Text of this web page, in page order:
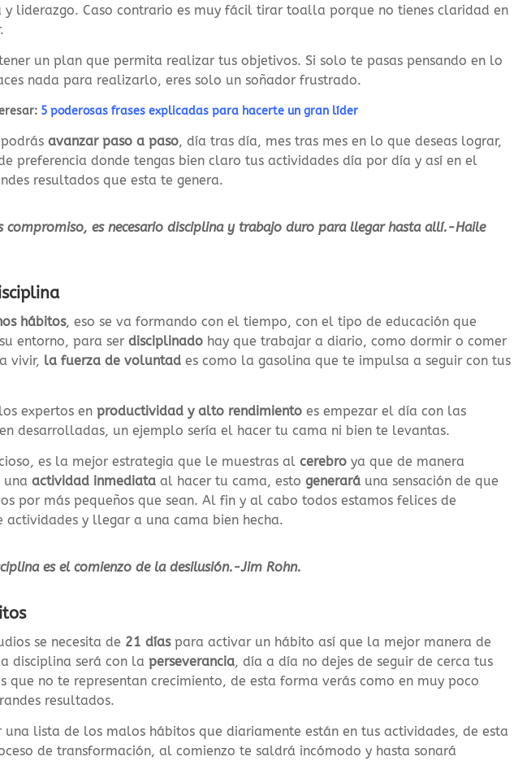
y liderazgo.Caso contrario es muy fácil tirar toalla porque no tienes claridad en
un plan que permita realizar tus objetivos. Si solo te pasas pensando en lo
nada para realizarlo, eres solo un soñador frustrado.
5 poderosas frases explicadas para hacerte un gran líder
avanzar paso a paso, día tras día, mes tras mes en lo que deseas lograr,
preferencia donde tengas bien claro tus actividades día por día y así en el
resultados que esta te genera.
compromiso, es necesario disciplina y trabajo duro para llegar hasta allí.-Haile
hábitos, eso se va formando con el tiempo, con el tipo de educación que
entorno, para serdisciplinado hay que trabajar a diario, como dormir o comer
vivir, la fuerza de voluntad es como la gasolina que te impulsa a seguir con tus
expertos enproductividad y alto rendimiento es empezar el día con las
desarrolladas, un ejemplo sería el hacer tu cama ni bien te levantas.
es la mejor estrategia que le muestras alcerebro ya que de manera
unaactividad inmediata al hacer tu cama, estogenerará una sensación de que
por más pequeños que sean. Al fin y al cabo todos estamos felices de
actividades y llegar a una cama bien hecha.
es el comienzo de la desilusión.-Jim Rohn.
se necesita de 21 díaspara activar un hábito así que la mejor manera de
disciplina será con laperseverancia, día a día no dejes de seguir de cerca tus
que no te representan crecimiento, de esta forma verás como en muy poco
resultados.
una lista de los malos hábitos que diariamente están en tus actividades, de esta
de transformación, al comienzo te saldrá incómodo y hasta sonará